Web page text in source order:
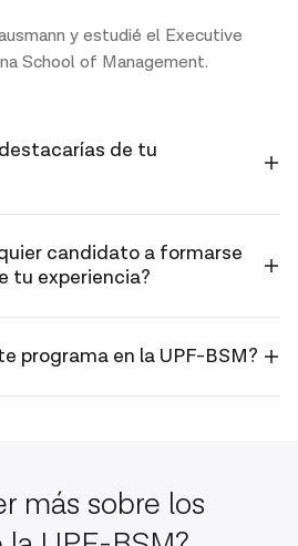
y estudié el Executive
School of Management.
de tu
candidato a formarse
tu experiencia?
programa en la UPF-BSM?
más sobre los